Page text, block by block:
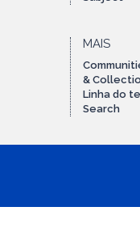
MAIS
&
Linha do
Search